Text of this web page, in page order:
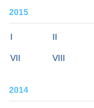
2015
I II
VII VIII
2014